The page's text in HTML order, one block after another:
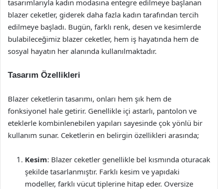
tasarımlarıyla kadın modasına entegre edilmeye başlanan
blazer ceketler, giderek daha fazla kadın tarafından tercih
edilmeye başladı. Bugün, farklı renk, desen ve kesimlerde
bulabileceğimiz blazer ceketler, hem iş hayatında hem de
sosyal hayatın her alanında kullanılmaktadır.
Tasarım Özellikleri
Blazer ceketlerin tasarımı, onları hem şık hem de
fonksiyonel hale getirir. Genellikle içi astarlı, pantolon ve
eteklerle kombinlenebilen yapıları sayesinde çok yönlü bir
kullanım sunar. Ceketlerin en belirgin özellikleri arasında;
Kesim: Blazer ceketler genellikle bel kısmında oturacak
şekilde tasarlanmıştır. Farklı kesim ve yapıdaki
modeller, farklı vücut tiplerine hitap eder. Oversize